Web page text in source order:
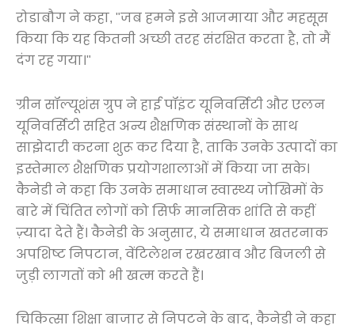
रोडाबौग ने कहा, "जब हमने इसे आजमाया और महसूस
किया कि यह कितनी अच्छी तरह संरक्षित करता है, तो मैं
दंग रह गया।"
ग्रीन सॉल्यूशंस ग्रुप ने हाई पॉइंट यूनिवर्सिटी और एलन
यूनिवर्सिटी सहित अन्य शैक्षणिक संस्थानों के साथ
साझेदारी करना शुरू कर दिया है, ताकि उनके उत्पादों का
इस्तेमाल शैक्षणिक प्रयोगशालाओं में किया जा सके।
कैनेडी ने कहा कि उनके समाधान स्वास्थ्य जोखिमों के
बारे में चिंतित लोगों को सिर्फ मानसिक शांति से कहीं
ज़्यादा देते हैं। कैनेडी के अनुसार, ये समाधान खतरनाक
अपशिष्ट निपटान, वेंटिलेशन रखरखाव और बिजली से
जुड़ी लागतों को भी खत्म करते हैं।
चिकित्सा शिक्षा बाजार से निपटने के बाद, कैनेडी ने कहा